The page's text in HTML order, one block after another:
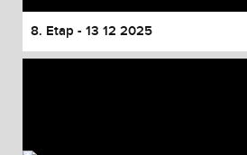
8. Etap - 13 12 2025